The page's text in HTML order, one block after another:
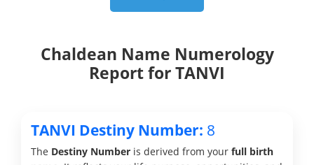
Chaldean Name Numerology
Report for TANVI
TANVI Destiny Number: 8
The Destiny Number is derived from your full birth